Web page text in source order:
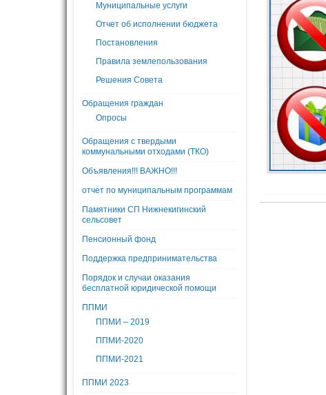
Муниципальные услуги
Отчет об исполнении бюджета
Постановления
Правила землепользования
Решения Совета
Обращения граждан
Опросы
Обращения с твердыми
коммунальными отходами (ТКО)
Объявления!!! ВАЖНО!!!
отчет по муниципальным программам
Памятники СП Нижнекигинский
сельсовет
Пенсионный фонд
Поддержка предпринимательства
Порядок и случаи оказания
бесплатной юридической помощи
ППМИ
ППМИ – 2019
ППМИ-2020
ППМИ-2021
ППМИ 2023